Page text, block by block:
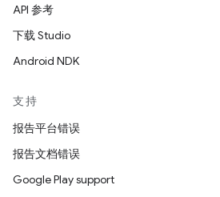
API 参考
下载 Studio
Android NDK
支持
报告平台错误
报告文档错误
Google Play support